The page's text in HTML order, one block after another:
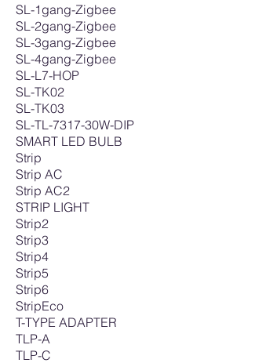
SL-1gang-Zigbee
SL-2gang-Zigbee
SL-3gang-Zigbee
SL-4gang-Zigbee
SL-L7-HOP
SL-TK02
SL-TK03
SL-TL-7317-30W-DIP
SMART LED BULB
Strip
Strip AC
Strip AC2
STRIP LIGHT
Strip2
Strip3
Strip4
Strip5
Strip6
StripEco
T-TYPE ADAPTER
TLP-A
TLP-C